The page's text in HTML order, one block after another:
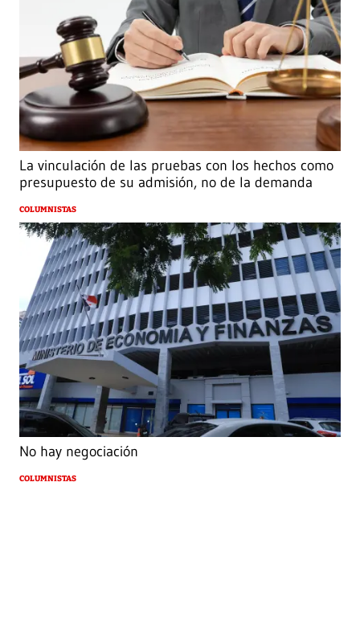
La vinculación de las pruebas con los hechos como
presupuesto de su admisión, no de la demanda
COLUMNISTAS
No hay negociación
COLUMNISTAS